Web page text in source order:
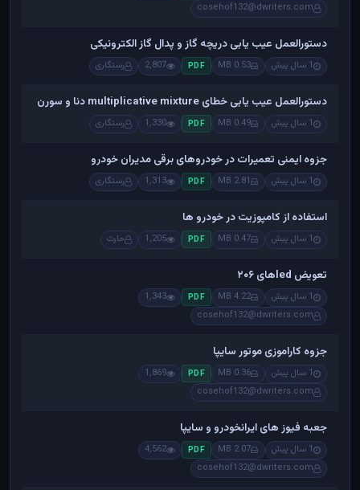
cosehof132@dwriters.com
دستورالعمل عیب یابی دریچه گاز و پدال گاز الکترونیکی
1 سال پیش 0.53 MB
PDF
2,807 رستگاری
دستورالعمل عیب یابی خطای multiplicative mixture دنا و سورن
1 سال پیش 0.49 MB
PDF
1,330 رستگاری
جزوه ایمنی تعمیرات در خودروهای برقی مدیران خودرو
1 سال پیش 2.81 MB
PDF
1,313 رستگاری
استفاده از کامپوزیت در خودرو ها
1 سال پیش 0.47 MB
PDF
1,205 حارث
تعویض ledهای ۲۰۶
1 سال پیش 4.22 MB
PDF
1,343
cosehof132@dwriters.com
جزوه کاراموزی موتور سایپا
1 سال پیش 0.36 MB
PDF
1,869
cosehof132@dwriters.com
جعبه فیوز های ایرانخودرو و سایپا
1 سال پیش 2.07 MB
PDF
4,562
cosehof132@dwriters.com